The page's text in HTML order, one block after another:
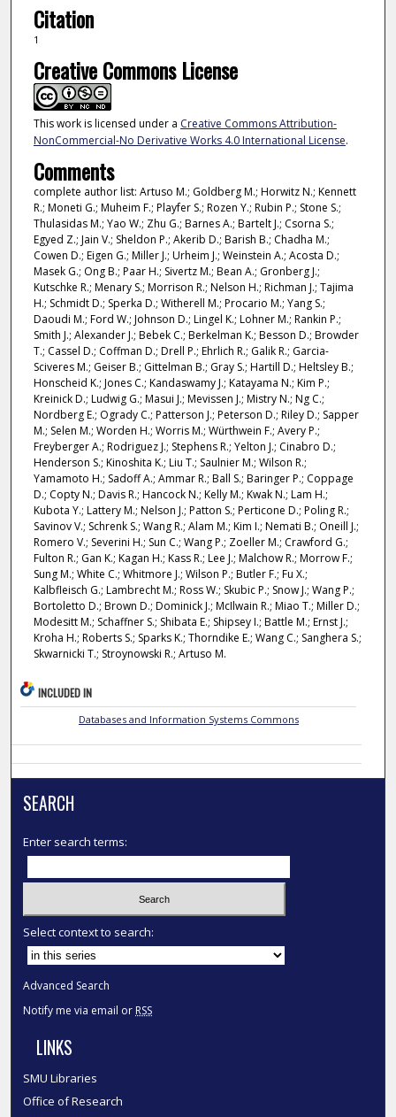
Citation
1
Creative Commons License
This work is licensed under a Creative Commons Attribution-
NonCommercial-No Derivative Works 4.0 International License.
Comments
complete author list: Artuso M.; Goldberg M.; Horwitz N.; Kennett
R.; Moneti G.; Muheim F.; Playfer S.; Rozen Y.; Rubin P.; Stone S.;
Thulasidas M.; Yao W.; Zhu G.; Barnes A.; Bartelt J.; Csorna S.;
Egyed Z.; Jain V.; Sheldon P.; Akerib D.; Barish B.; Chadha M.;
Cowen D.; Eigen G.; Miller J.; Urheim J.; Weinstein A.; Acosta D.;
Masek G.; Ong B.; Paar H.; Sivertz M.; Bean A.; Gronberg J.;
Kutschke R.; Menary S.; Morrison R.; Nelson H.; Richman J.; Tajima
H.; Schmidt D.; Sperka D.; Witherell M.; Procario M.; Yang S.;
Daoudi M.; Ford W.; Johnson D.; Lingel K.; Lohner M.; Rankin P.;
Smith J.; Alexander J.; Bebek C.; Berkelman K.; Besson D.; Browder
T.; Cassel D.; Coffman D.; Drell P.; Ehrlich R.; Galik R.; Garcia-
Sciveres M.; Geiser B.; Gittelman B.; Gray S.; Hartill D.; Heltsley B.;
Honscheid K.; Jones C.; Kandaswamy J.; Katayama N.; Kim P.;
Kreinick D.; Ludwig G.; Masui J.; Mevissen J.; Mistry N.; Ng C.;
Nordberg E.; Ogrady C.; Patterson J.; Peterson D.; Riley D.; Sapper
M.; Selen M.; Worden H.; Worris M.; Würthwein F.; Avery P.;
Freyberger A.; Rodriguez J.; Stephens R.; Yelton J.; Cinabro D.;
Henderson S.; Kinoshita K.; Liu T.; Saulnier M.; Wilson R.;
Yamamoto H.; Sadoff A.; Ammar R.; Ball S.; Baringer P.; Coppage
D.; Copty N.; Davis R.; Hancock N.; Kelly M.; Kwak N.; Lam H.;
Kubota Y.; Lattery M.; Nelson J.; Patton S.; Perticone D.; Poling R.;
Savinov V.; Schrenk S.; Wang R.; Alam M.; Kim I.; Nemati B.; Oneill J.;
Romero V.; Severini H.; Sun C.; Wang P.; Zoeller M.; Crawford G.;
Fulton R.; Gan K.; Kagan H.; Kass R.; Lee J.; Malchow R.; Morrow F.;
Sung M.; White C.; Whitmore J.; Wilson P.; Butler F.; Fu X.;
Kalbfleisch G.; Lambrecht M.; Ross W.; Skubic P.; Snow J.; Wang P.;
Bortoletto D.; Brown D.; Dominick J.; McIlwain R.; Miao T.; Miller D.;
Modesitt M.; Schaffner S.; Shibata E.; Shipsey I.; Battle M.; Ernst J.;
Kroha H.; Roberts S.; Sparks K.; Thorndike E.; Wang C.; Sanghera S.;
Skwarnicki T.; Stroynowski R.; Artuso M.
INCLUDED IN
Databases and Information Systems Commons
SEARCH
Enter search terms:
Select context to search:
Advanced Search
Notify me via email or RSS
LINKS
SMU Libraries
Office of Research